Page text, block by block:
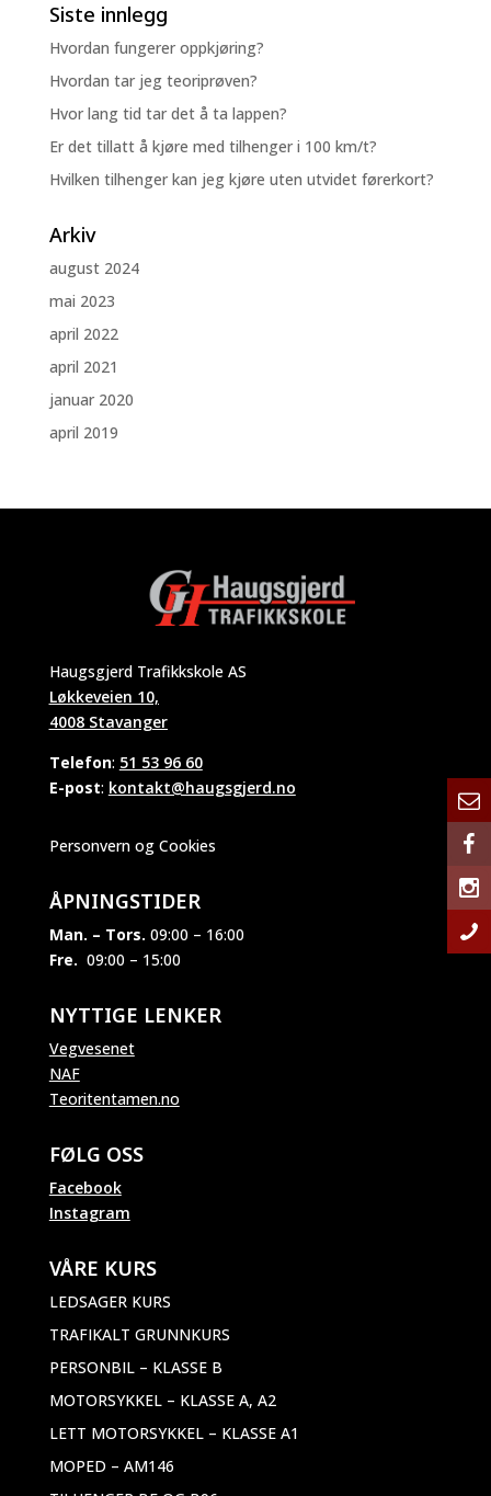
Siste innlegg
Hvordan fungerer oppkjøring?
Hvordan tar jeg teoriprøven?
Hvor lang tid tar det å ta lappen?
Er det tillatt å kjøre med tilhenger i 100 km/t?
Hvilken tilhenger kan jeg kjøre uten utvidet førerkort?
Arkiv
august 2024
mai 2023
april 2022
april 2021
januar 2020
april 2019
Haugsgjerd Trafikkskole AS
Løkkeveien 10,
4008 Stavanger
Telefon: 51 53 96 60
E-post: kontakt@haugsgjerd.no
Personvern og Cookies
ÅPNINGSTIDER
Man. – Tors. 09:00 – 16:00
Fre. 09:00 – 15:00
NYTTIGE LENKER
Vegvesenet
NAF
Teoritentamen.no
FØLG OSS
Facebook
Instagram
VÅRE KURS
LEDSAGER KURS
TRAFIKALT GRUNNKURS
PERSONBIL – KLASSE B
MOTORSYKKEL – KLASSE A, A2
LETT MOTORSYKKEL – KLASSE A1
MOPED – AM146